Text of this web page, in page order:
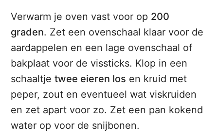
Verwarm je oven vast voor op 200
graden. Zet een ovenschaal klaar voor de
aardappelen en een lage ovenschaal of
bakplaat voor de vissticks. Klop in een
schaaltjetwee eieren los en kruid met
peper, zout en eventueel wat viskruiden
en zet apart voor zo. Zet een pan kokend
water op voor de snijbonen.